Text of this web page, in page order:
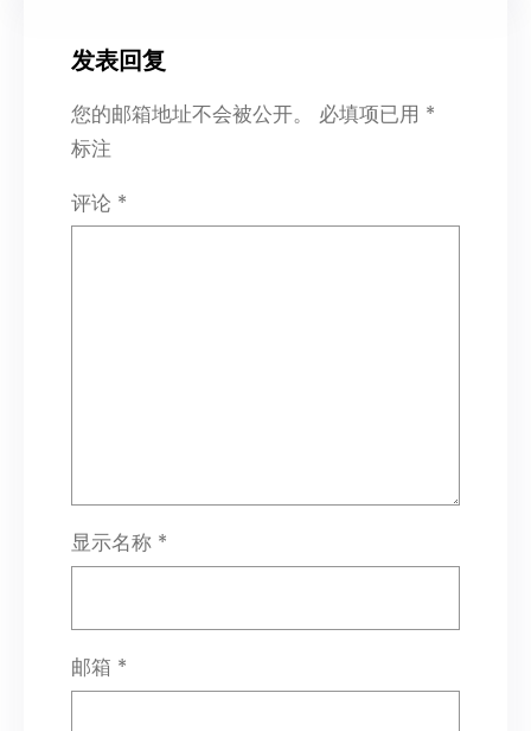
发表回复
您的邮箱地址不会被公开。 必填项已用 *
标注
评论 *
显示名称 *
邮箱 *